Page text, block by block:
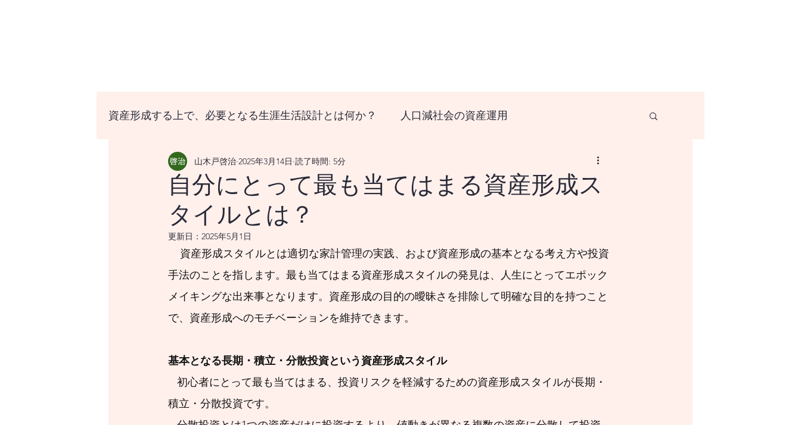
資産形成する上で、必要となる生涯生活設計とは何か？ 人口減社会の資産運用
資産形成する上で、必要となる生涯生活設計とは？
はじめての資産形成、なにをどうすれば良いのか？
世界の経済をけん引する米国の政策変更は資産市場、および 景気循環を通じ
世界経済のけん引となるアメリカの政策変更は、資産市場並びに 景気循環を
世界経済のけん引となるアメリカの政策変更は、資産市場を 通じてどのよう
自分にとって最も当てはまる資産形成ス
タイルとは？
山木戸啓治 2025年3月14日 読了時間: 5分
更新日： 2025年5月1日
手法のことを指します。最も当てはまる資産形成スタイルの発見は、人生にとってエポック
メイキングな出来事となります。資産形成の目的の曖昧さを排除して明確な目的を持つこと
で、資産形成へのモチベーションを維持できます。
基本となる長期・積立・分散投資という資産形成スタイル
積立・分散投資です。